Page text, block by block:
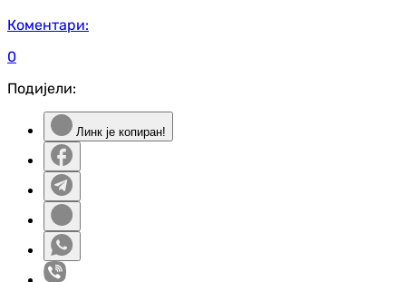
Коментари:
0
Подијели:
Линк је копиран!